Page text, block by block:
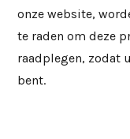
onze website,
te raden om deze
raadplegen, zodat
bent.